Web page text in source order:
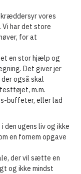
vores
har det store
for at
en stor hjælp og
Det giver jer
også skal
m.m.
buffeter, eller lad
den ugens liv og ikke
en fornem opgave
der vil sætte en
og ikke mindst